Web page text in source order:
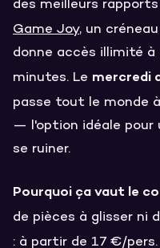
des meilleurs
Game Joy, un
donne accès illimité
minutes. Le mercredi
passe tout le monde à
— l'option idéale pour
se ruiner.
Pourquoi ça vaut le
de pièces à glisser ni
: à partir de 17 €/pers.